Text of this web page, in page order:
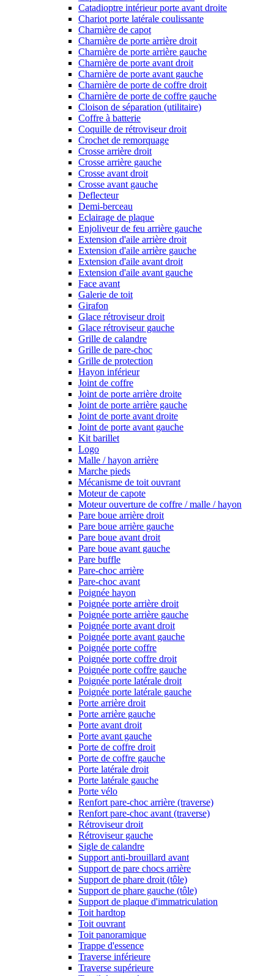
Catadioptre intérieur porte avant droite
Chariot porte latérale coulissante
Charnière de capot
Charnière de porte arrière droit
Charnière de porte arrière gauche
Charnière de porte avant droit
Charnière de porte avant gauche
Charnière de porte de coffre droit
Charnière de porte de coffre gauche
Cloison de séparation (utilitaire)
Coffre à batterie
Coquille de rétroviseur droit
Crochet de remorquage
Crosse arrière droit
Crosse arrière gauche
Crosse avant droit
Crosse avant gauche
Deflecteur
Demi-berceau
Eclairage de plaque
Enjoliveur de feu arrière gauche
Extension d'aile arrière droit
Extension d'aile arrière gauche
Extension d'aile avant droit
Extension d'aile avant gauche
Face avant
Galerie de toit
Girafon
Glace rétroviseur droit
Glace rétroviseur gauche
Grille de calandre
Grille de pare-choc
Grille de protection
Hayon inférieur
Joint de coffre
Joint de porte arrière droite
Joint de porte arrière gauche
Joint de porte avant droite
Joint de porte avant gauche
Kit barillet
Logo
Malle / hayon arrière
Marche pieds
Mécanisme de toit ouvrant
Moteur de capote
Moteur ouverture de coffre / malle / hayon
Pare boue arrière droit
Pare boue arrière gauche
Pare boue avant droit
Pare boue avant gauche
Pare buffle
Pare-choc arrière
Pare-choc avant
Poignée hayon
Poignée porte arrière droit
Poignée porte arrière gauche
Poignée porte avant droit
Poignée porte avant gauche
Poignée porte coffre
Poignée porte coffre droit
Poignée porte coffre gauche
Poignée porte latérale droit
Poignée porte latérale gauche
Porte arrière droit
Porte arrière gauche
Porte avant droit
Porte avant gauche
Porte de coffre droit
Porte de coffre gauche
Porte latérale droit
Porte latérale gauche
Porte vélo
Renfort pare-choc arrière (traverse)
Renfort pare-choc avant (traverse)
Rétroviseur droit
Rétroviseur gauche
Sigle de calandre
Support anti-brouillard avant
Support de pare chocs arrière
Support de phare droit (tôle)
Support de phare gauche (tôle)
Support de plaque d'immatriculation
Toit hardtop
Toit ouvrant
Toit panoramique
Trappe d'essence
Traverse inférieure
Traverse supérieure